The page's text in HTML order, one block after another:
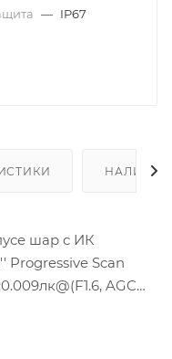
— IP67
НАЛИЧИЕ
шар с ИК
Progressive Scan
AGC